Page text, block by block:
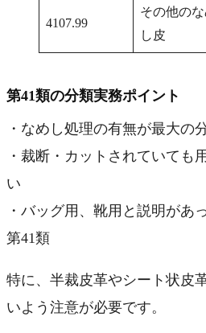
4107.99
その他の
し皮
第41類の分類実務ポイント
・なめし処理の有無が最大の
・裁断・カットされていても
い
・バッグ用、靴用と説明があ
第41類
特に、半裁皮革やシート状皮
いよう注意が必要です。